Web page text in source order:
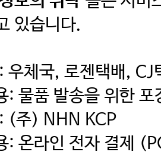
있습니다.
체국, 로젠택배, CJ
: 물품 발송을 위한 포
(주) NHN KCP
: 온라인 전자 결제